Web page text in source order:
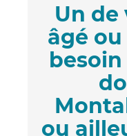
Un de
âgé
ou